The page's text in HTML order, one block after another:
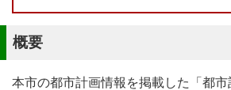
概要
本市の都市計画情報を掲載した「都